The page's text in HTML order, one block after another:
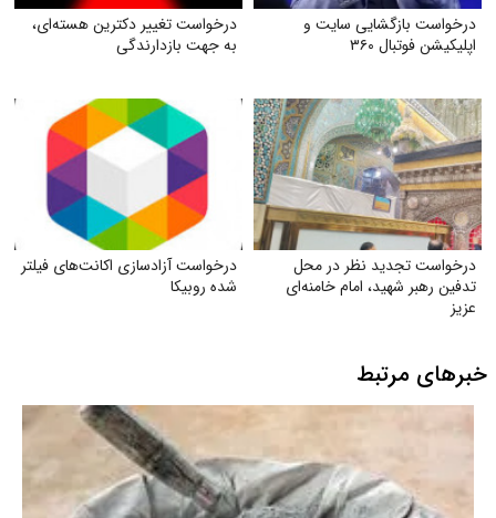
درخواست بازگشایی سایت و
اپلیکیشن فوتبال ۳۶۰
درخواست تغییر دکترین هسته‌ای،
به جهت بازدارندگی
درخواست تجدید نظر در محل
تدفین رهبر شهید، امام خامنه‌ای
عزیز
درخواست آزادسازی اکانت‌های فیلتر
شده روبیکا
خبرهای مرتبط